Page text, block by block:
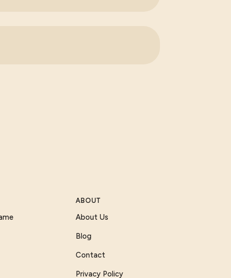
ABOUT
About Us
Blog
Contact
Privacy Policy